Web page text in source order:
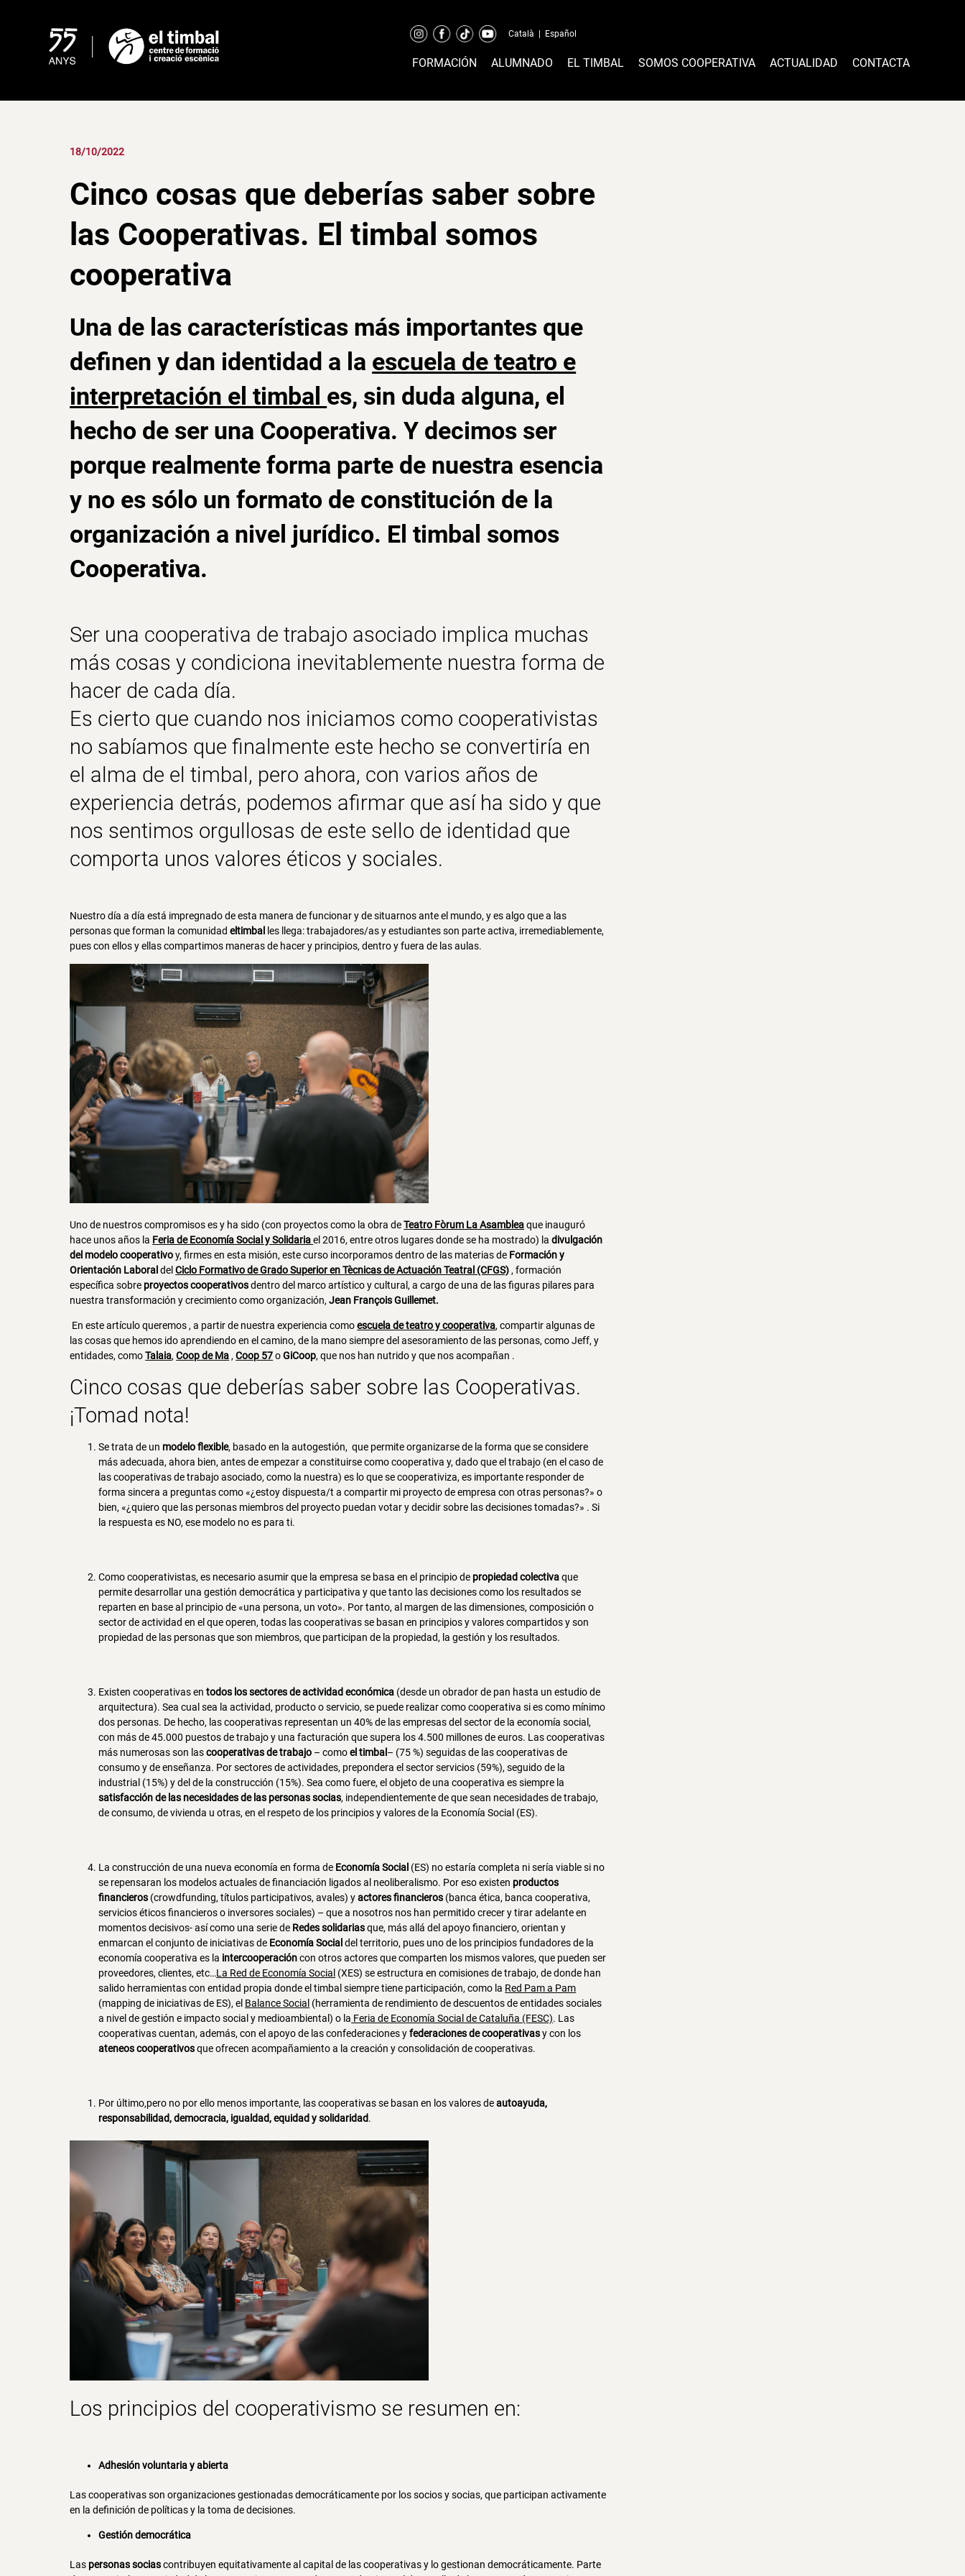
Català Español
FORMACIÓN ALUMNADO EL TIMBAL SOMOS COOPERATIVA ACTUALIDAD CONTACTA
18/10/2022
Cinco cosas que deberías saber sobre
las Cooperativas. El timbal somos
cooperativa
Una de las características más importantes que
definen y dan identidad a la escuela de teatro e
interpretación el timbal es, sin duda alguna, el
hecho de ser una Cooperativa. Y decimos ser
porque realmente forma parte de nuestra esencia
y no es sólo un formato de constitución de la
organización a nivel jurídico. El timbal somos
Cooperativa.
Ser una cooperativa de trabajo asociado implica muchas
más cosas y condiciona inevitablemente nuestra forma de
hacer de cada día.
Es cierto que cuando nos iniciamos como cooperativistas
no sabíamos que finalmente este hecho se convertiría en
el alma de el timbal, pero ahora, con varios años de
experiencia detrás, podemos afirmar que así ha sido y que
nos sentimos orgullosas de este sello de identidad que
comporta unosvalores éticos y sociales.
Nuestro día a día está impregnado de esta manera de funcionar y de situarnos ante el mundo, y es algo que a las
personas que forman la comunidadeltimbal les llega: trabajadores/as y estudiantes son parte activa, irremediablemente,
pues con ellos y ellas compartimos maneras de hacer y principios, dentro y fuera de las aulas.
Uno de nuestros compromisos es y ha sido (con proyectos como la obra deTeatro Fòrum La Asamblea que inauguró
hace unos años la Feria de Economía Social y Solidariael 2016, entre otros lugares donde se ha mostrado) ladivulgación
del modelo cooperativoy, firmes en esta misión, este curso incorporamos dentro de las materias de Formación y
Orientación LaboraldelCiclo Formativo de Grado Superior en Tècnicas de Actuación Teatral (CFGS), formación
específica sobre proyectos cooperativosdentro del marco artístico y cultural, a cargo de una de las figuras pilares para
nuestra transformación y crecimiento como organización,Jean François Guillemet.
En este artículo queremos , a partir de nuestra experiencia comoescuela de teatro y cooperativa, compartir algunas de
las cosas que hemos ido aprendiendo en el camino, de la mano siempre del asesoramiento de las personas, como Jeff, y
entidades, comoTalaia,Coop de Ma,Coop 57oGiCoop, que nos han nutrido y que nos acompañan .
Cinco cosas que deberías saber sobre las Cooperativas.
¡Tomad nota!
Se trata de un modelo flexible, basado en la autogestión, que permite organizarse de la forma que se considere
más adecuada, ahora bien, antes de empezar a constituirse como cooperativa y, dado que el trabajo (en el caso de
las cooperativas de trabajo asociado, como la nuestra) es lo que se cooperativiza, es importante responder de
forma sincera a preguntas como «¿estoy dispuesta/t a compartir mi proyecto de empresa con otras personas?» o
bien, «¿quiero que las personas miembros del proyecto puedan votar y decidir sobre las decisiones tomadas?» . Si
la respuesta es NO, ese modelo no es para ti.
Como cooperativistas, es necesario asumir que la empresa se basa en el principio de propiedad colectivaque
permite desarrollar una gestión democrática y participativa y que tanto las decisiones como los resultados se
reparten en base al principio de «una persona, un voto». Por tanto, al margen de las dimensiones, composición o
sector de actividad en el que operen, todas las cooperativas se basan en principios y valores compartidos y son
propiedad de las personas que son miembros, que participan de la propiedad, la gestión y los resultados.
Existen cooperativas entodos los sectores de actividad económica (desde un obrador de pan hasta un estudio de
arquitectura). Sea cual sea la actividad, producto o servicio, se puede realizar como cooperativa si es como mínimo
dos personas. De hecho, las cooperativas representan un 40% de las empresas del sector de la economía social,
con más de 45.000 puestos de trabajo y una facturación que supera los 4.500 millones de euros. Las cooperativas
más numerosas son lascooperativas de trabajo – comoel timbal – (75 %) seguidas de las cooperativas de
consumo y de enseñanza. Por sectores de actividades, prepondera el sector servicios (59%), seguido de la
industrial (15%) y del de la construcción (15%). Sea como fuere, el objeto de una cooperativa es siempre la
satisfacción de las necesidades de las personas socias, independientemente de que sean necesidades de trabajo,
de consumo, de vivienda u otras, en el respeto de los principios y valores de la Economía Social (ES).
La construcción de una nueva economía en forma de Economía Social (ES) no estaría completa ni sería viable si no
se repensaran los modelos actuales de financiación ligados al neoliberalismo. Por eso existen productos
financieros (crowdfunding, títulos participativos, avales) yactores financieros (banca ética, banca cooperativa,
servicios éticos financieros o inversores sociales) – que a nosotros nos han permitido crecer y tirar adelante en
momentos decisivos- así como una serie de Redes solidariasque, más allá del apoyo financiero, orientan y
enmarcan el conjunto de iniciativas de Economía Social del territorio, pues uno de los principios fundadores de la
economía cooperativa es la intercooperacióncon otros actores que comparten los mismos valores, que pueden ser
proveedores, clientes, etc…La Red de Economía Social (XES) se estructura en comisiones de trabajo, de donde han
salido herramientas con entidad propia donde el timbal siempre tiene participación, como la Red Pam a Pam
(mapping de iniciativas de ES), el Balance Social (herramienta de rendimiento de descuentos de entidades sociales
a nivel de gestión e impacto social y medioambiental) o la Feria de Economía Social de Cataluña (FESC). Las
cooperativas cuentan, además, con el apoyo de las confederaciones yfederaciones de cooperativasy con los
ateneos cooperativosque ofrecen acompañamiento a la creación y consolidación de cooperativas.
Por último,pero no por ello menos importante, las cooperativas se basan en los valores deautoayuda,
responsabilidad, democracia, igualdad, equidad y solidaridad.
Los principios del cooperativismo se resumen en:
Adhesión voluntaria y abierta
Las cooperativas son organizaciones gestionadas democráticamente por los socios y socias, que participan activamente
en la definición de políticas y la toma de decisiones.
Gestión democrática
Las personas sociascontribuyen equitativamente al capital de las cooperativas y lo gestionan democráticamente. Parte